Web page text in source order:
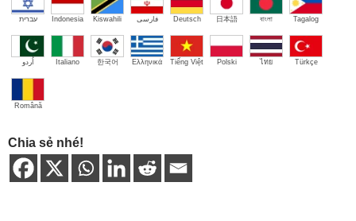
עברית Indonesia Kiswahili فارسی Deutsch 日本語 বাংলা Tagalog
اُردو Italiano 한국어 Ελληνικά Tiếng Việt Polski ไทย Türkçe
Română
Chia sẻ nhé!